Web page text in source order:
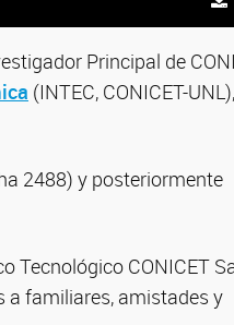
Principal de
(INTEC, CONICET-UNL),
2488) y posteriormente
Tecnológico CONICET
a familiares, amistades y